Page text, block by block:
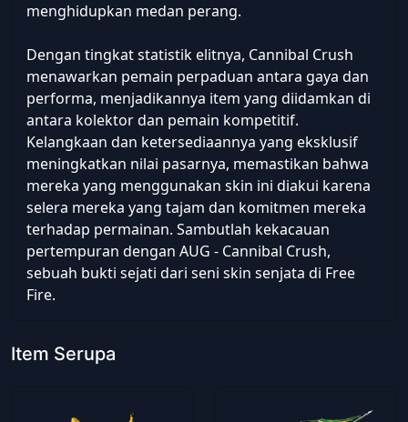
menghidupkan medan perang.
Dengan tingkat statistik elitnya, Cannibal Crush
menawarkan pemain perpaduan antara gaya dan
performa, menjadikannya item yang diidamkan di
antara kolektor dan pemain kompetitif.
Kelangkaan dan ketersediaannya yang eksklusif
meningkatkan nilai pasarnya, memastikan bahwa
mereka yang menggunakan skin ini diakui karena
selera mereka yang tajam dan komitmen mereka
terhadap permainan. Sambutlah kekacauan
pertempuran dengan AUG - Cannibal Crush,
sebuah bukti sejati dari seni skin senjata di Free
Fire.
Item Serupa